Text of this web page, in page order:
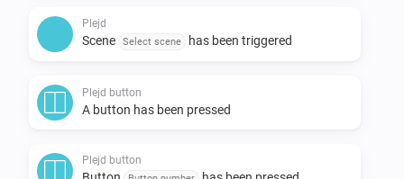
Plejd scene from the list.
For support please use the official support topic on the
forum below.
Plejd
Scene Select scene has been triggered
Plejd button
A button has been pressed
Plejd button